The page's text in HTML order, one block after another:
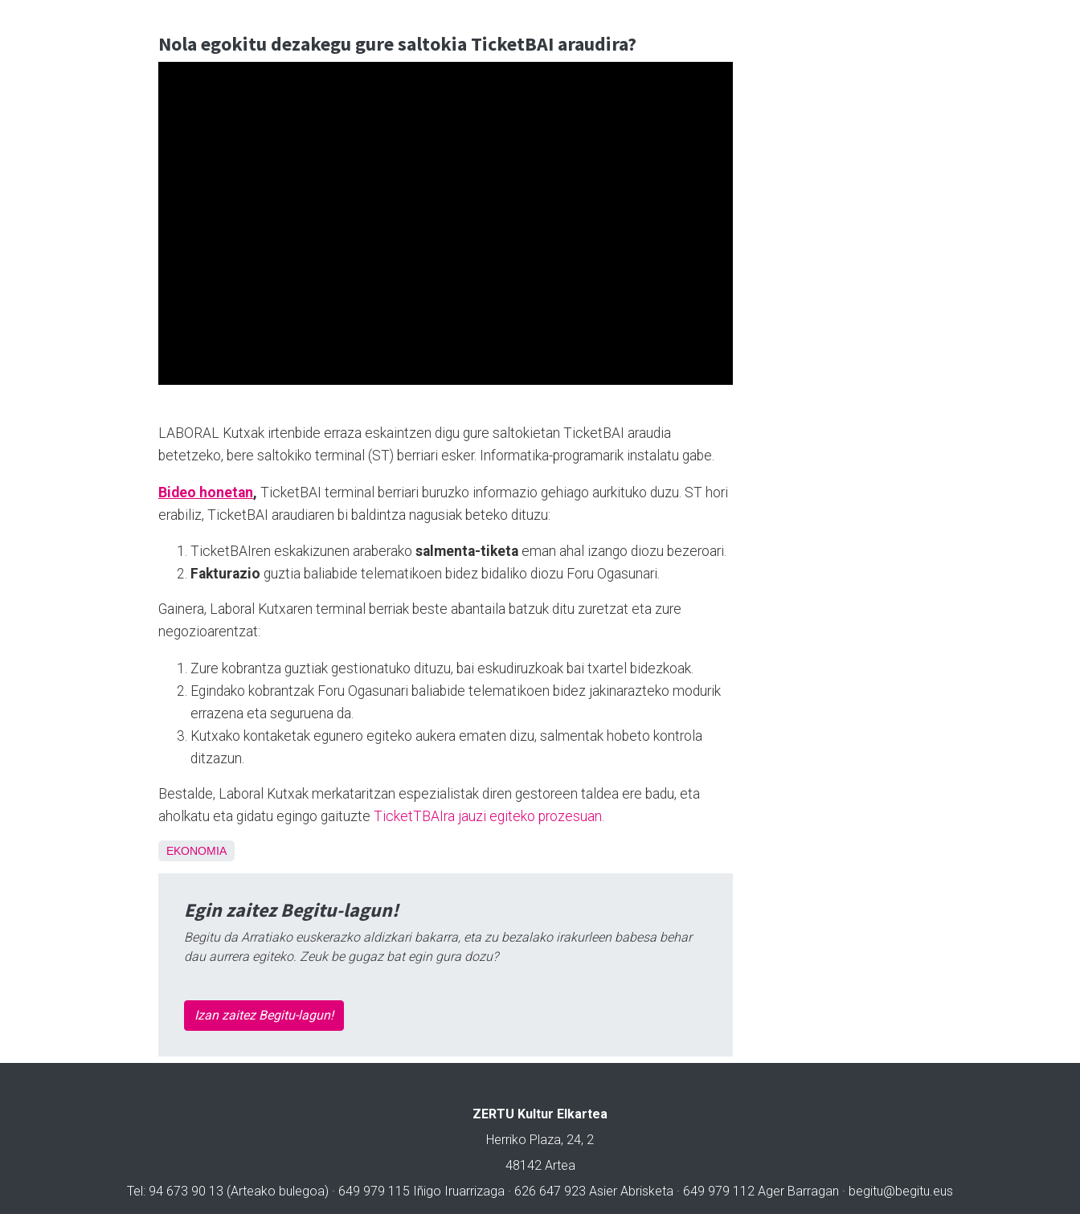
Nola egokitu dezakegu gure saltokia TicketBAI araudira?
LABORAL Kutxak irtenbide erraza eskaintzen digu gure saltokietan TicketBAI araudia
betetzeko, bere saltokiko terminal (ST) berriari esker. Informatika-programarik instalatu gabe.
Bideo honetan, TicketBAI terminal berriari buruzko informazio gehiago aurkituko duzu. ST hori
erabiliz, TicketBAI araudiaren bi baldintza nagusiak beteko dituzu:
TicketBAIren eskakizunen araberako salmenta-tiketa eman ahal izango diozu bezeroari.
Fakturazio guztia baliabide telematikoen bidez bidaliko diozu Foru Ogasunari.
Gainera, Laboral Kutxaren terminal berriak beste abantaila batzuk ditu zuretzat eta zure
negozioarentzat:
Zure kobrantza guztiak gestionatuko dituzu, bai eskudiruzkoak bai txartel bidezkoak.
Egindako kobrantzak Foru Ogasunari baliabide telematikoen bidez jakinarazteko modurik
errazena eta seguruena da.
Kutxako kontaketak egunero egiteko aukera ematen dizu, salmentak hobeto kontrola
ditzazun.
Bestalde, Laboral Kutxak merkataritzan espezialistak diren gestoreen taldea ere badu, eta
aholkatu eta gidatu egingo gaituzte TicketTBAIra jauzi egiteko prozesuan.
EKONOMIA
Egin zaitez Begitu-lagun!
Begitu da Arratiako euskerazko aldizkari bakarra, eta zu bezalako irakurleen babesa behar
dau aurrera egiteko. Zeuk be gugaz bat egin gura dozu?
Izan zaitez Begitu-lagun!
ZERTU Kultur Elkartea
Herriko Plaza, 24, 2
48142 Artea
Tel: 94 673 90 13 (Arteako bulegoa) · 649 979 115 Iñigo Iruarrizaga · 626 647 923 Asier Abrisketa · 649 979 112 Ager Barragan · begitu@begitu.eus